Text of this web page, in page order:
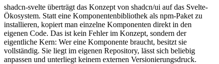
shadcn-svelte überträgt das Konzept von shadcn/ui auf das Svelte-
Ökosystem. Statt eine Komponentenbibliothek als npm-Paket zu
installieren, kopiert man einzelne Komponenten direkt in den
eigenen Code. Das ist kein Fehler im Konzept, sondern der
eigentliche Kern: Wer eine Komponente braucht, besitzt sie
vollständig. Sie liegt im eigenen Repository, lässt sich beliebig
anpassen und unterliegt keinem externen Versionierungsdruck.